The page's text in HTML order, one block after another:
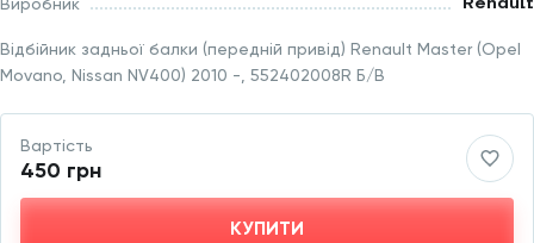
Відбійник задньої балки (передній привід) Renault Master (Opel
Movano, Nissan NV400) 2010 -, 552402008R Б/В
Вартість
450 грн
КУПИТИ